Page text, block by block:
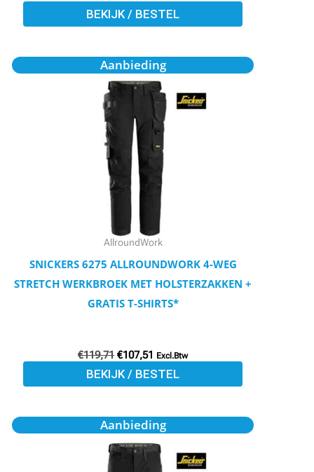
BEKIJK / BESTEL
Aanbieding
AllroundWork
SNICKERS 6275 ALLROUNDWORK 4-WEG
STRETCH WERKBROEK MET HOLSTERZAKKEN +
GRATIS T-SHIRTS*
€119,71
Oorspronkelijke
prijs
was:
€119,71.
€107,51
Huidige
prijs
is:
€107,51.
Excl.Btw
BEKIJK / BESTEL
Dit
product
heeft
meerdere
variaties.
Deze
optie
kan
gekozen
worden
productpagina
Aanbieding
Oorspronkelijke
prijs
was:
€109,40.
Huidige
prijs
is:
€98,23.
Dit
product
heeft